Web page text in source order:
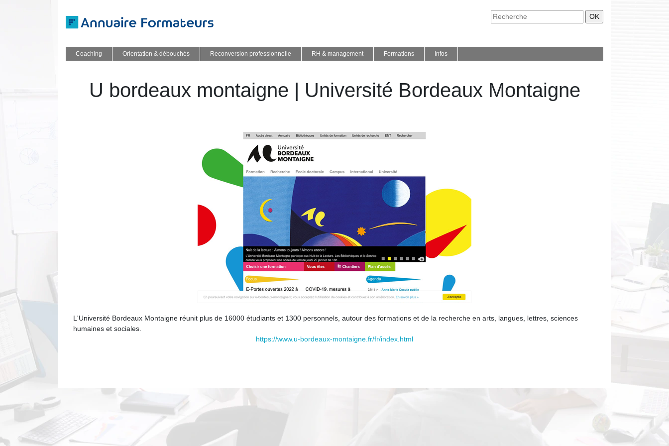
Coaching Orientation & débouchés Reconversion professionnelle RH & management Formations Infos
U bordeaux montaigne | Université Bordeaux Montaigne
L'Université Bordeaux Montaigne réunit plus de 16000 étudiants et 1300 personnels, autour des formations et de la recherche en arts, langues, lettres, sciences
humaines et sociales.
https://www.u-bordeaux-montaigne.fr/fr/index.html